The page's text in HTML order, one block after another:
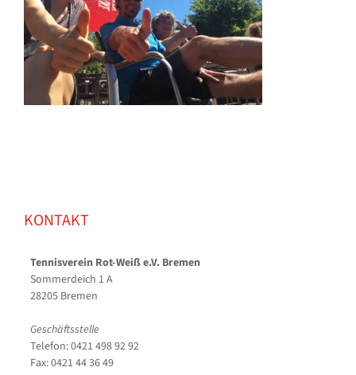
KONTAKT
Tennisverein Rot-Weiß e.V. Bremen
Sommerdeich 1 A
28205 Bremen
Geschäftsstelle
Telefon: 0421 498 92 92
Fax: 0421 44 36 49